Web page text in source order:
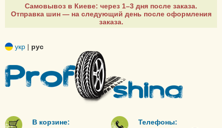
Самовывоз в Киеве: через 1–3 дня после заказа.
Отправка шин — на следующий день после оформления
заказа.
укр | рус
В корзине:
Телефоны: